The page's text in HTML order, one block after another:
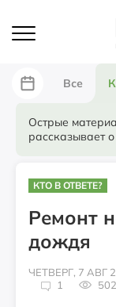
Все
Острые
рассказывает
КТО В ОТВЕТЕ?
Ремонт
дождя
ЧЕТВЕРГ, 7 АВГ
1
502